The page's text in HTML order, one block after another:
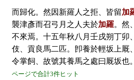
而歸化。然因新羅人之拒、皆留加
襲津彥而召弓月之人夫於加羅。然
不來焉。十五年秋八月壬戌朔丁卯
伎、貢良馬二匹。卽養於輕坂上厩
令掌飼、故號其養馬之處曰厩坂也
ページで合計3件ヒット